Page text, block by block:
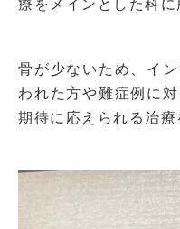
療をメインとした科に
骨が少ないため、イ
われた方や難症例に
期待に応えられる治療